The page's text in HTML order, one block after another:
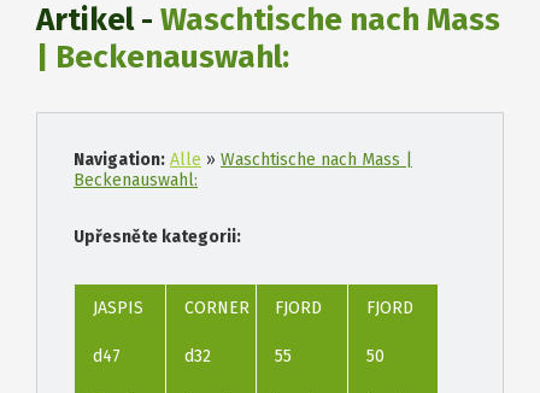
Artikel - Waschtische nach Mass
| Beckenauswahl:
Navigation: Alle » Waschtische nach Mass |
Beckenauswahl:
Upřesněte kategorii:
JASPIS
d47
CORNER
d32
FJORD
55
FJORD
50